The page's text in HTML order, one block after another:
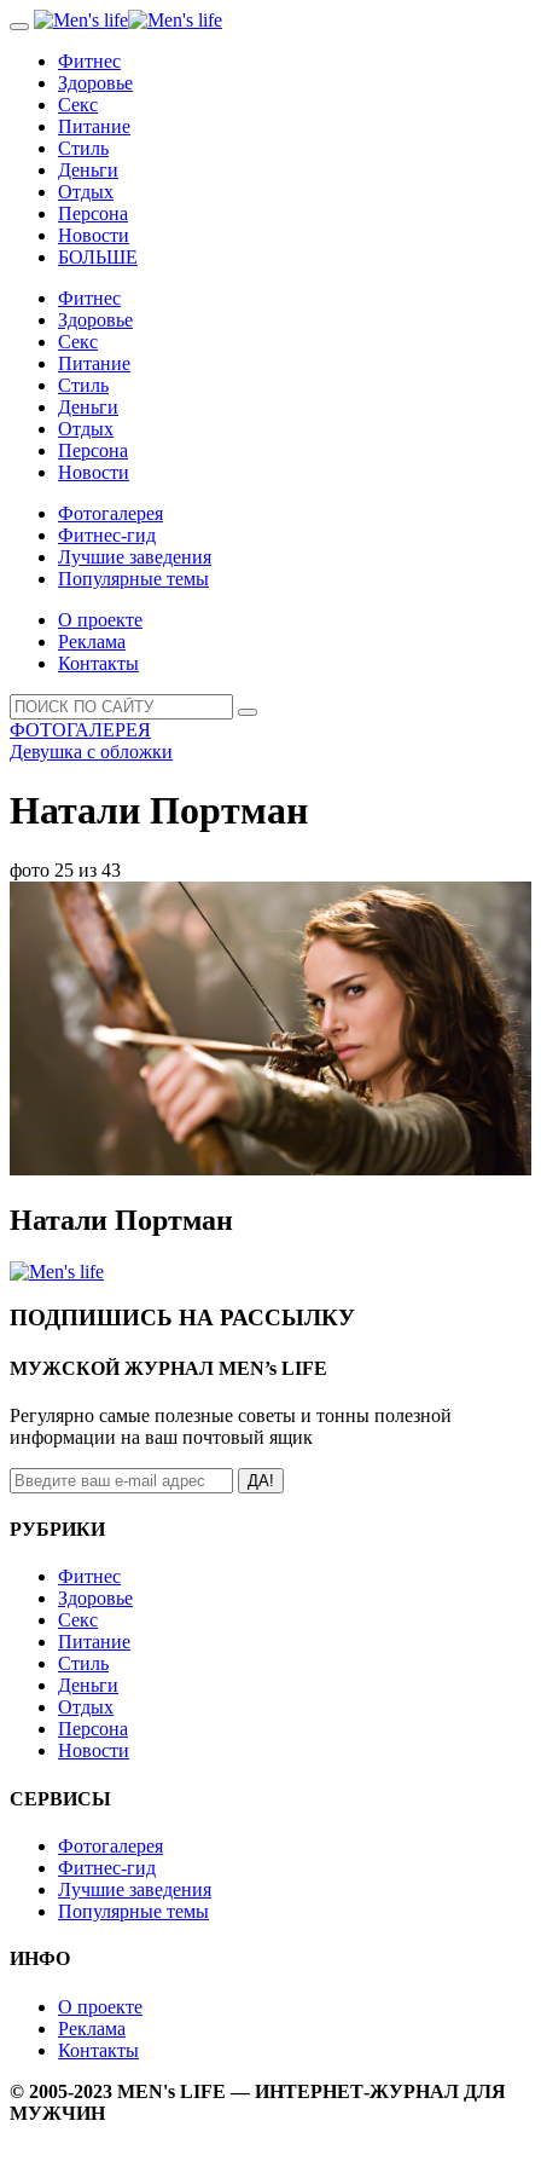
Фитнес
Здоровье
Секс
Питание
Стиль
Деньги
Отдых
Персона
Новости
БОЛЬШЕ
Фитнес
Здоровье
Секс
Питание
Стиль
Деньги
Отдых
Персона
Новости
Фотогалерея
Фитнес-гид
Лучшие заведения
Популярные темы
О проекте
Реклама
Контакты
ФОТОГАЛЕРЕЯ
Девушка с обложки
Натали Портман
фото 25 из 43
Натали Портман
ПОДПИШИСЬ НА РАССЫЛКУ
МУЖСКОЙ ЖУРНАЛ MEN’s LIFE
Регулярно самые полезные советы и тонны полезной
информации на ваш почтовый ящик
ДА!
РУБРИКИ
Фитнес
Здоровье
Секс
Питание
Стиль
Деньги
Отдых
Персона
Новости
СЕРВИСЫ
Фотогалерея
Фитнес-гид
Лучшие заведения
Популярные темы
ИНФО
О проекте
Реклама
Контакты
© 2005-2023 MEN's LIFE — ИНТЕРНЕТ-ЖУРНАЛ ДЛЯ
МУЖЧИН